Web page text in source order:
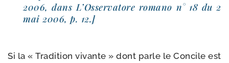
2006, dans L’Osservatore roma­no n° 18 du 2
mai 2006, p. 12.]
Si la « Tradition vivante » dont parle le Concile est